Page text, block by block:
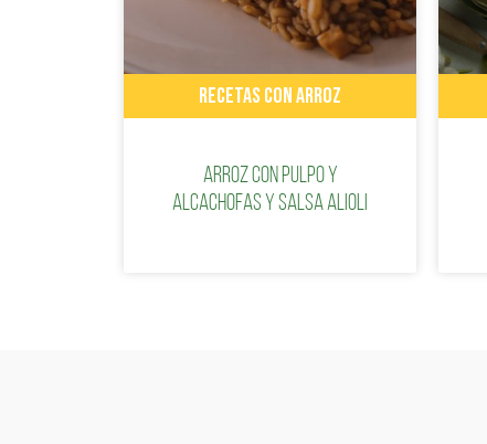
RECETAS CON ARROZ
Arroz con pulpo y
alcachofas y salsa alioli